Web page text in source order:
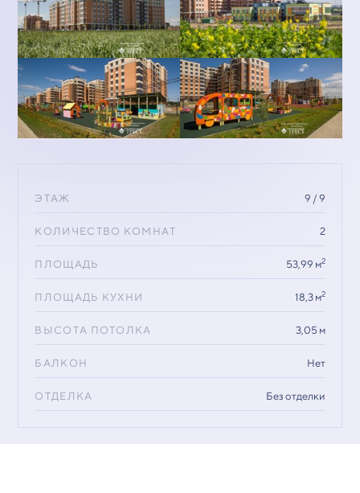
ЭТАЖ 9 / 9
КОЛИЧЕСТВО КОМНАТ 2
ПЛОЩАДЬ 53,99 м2
ПЛОЩАДЬ КУХНИ 18,3 м2
ВЫСОТА ПОТОЛКА 3,05 м
БАЛКОН Нет
ОТДЕЛКА Без отделки